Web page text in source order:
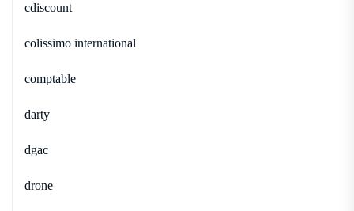
cdiscount
colissimo international
comptable
darty
dgac
drone